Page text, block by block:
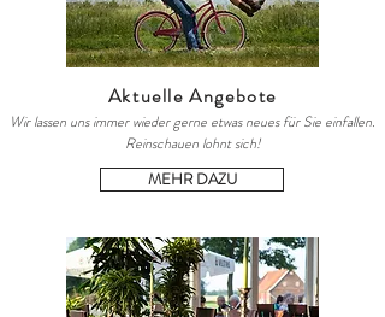
Aktuelle Angebote
Wir lassen uns immer wieder gerne etwas neues für Sie einfallen.
Reinschauen lohnt sich!
MEHR DAZU